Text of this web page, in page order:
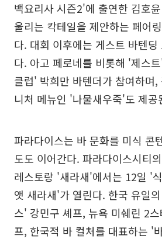
백요리사 시즌2'에 출연한 김호
울리는 칵테일을 제안하는 페어
다. 대회 이후에는 게스트 바텐딩
다. 아고 페로네를 비롯해 '제스
클럽' 박희만 바텐더가 참여하며
니처 메뉴인 '나물새우죽'도 제공
파라다이스는 바 문화를 미식 콘
도도 이어간다. 파라다이스시티
레스토랑 '새라새'에서는 12일 '
앳 새라새'가 열린다. 한국 유일
스' 강민구 셰프, 뉴욕 미쉐린 2
프, 한국적 바 컬처를 대표하는 '